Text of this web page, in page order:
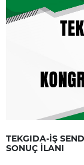
TEKGIDA-İŞ
SONUÇ İLANI